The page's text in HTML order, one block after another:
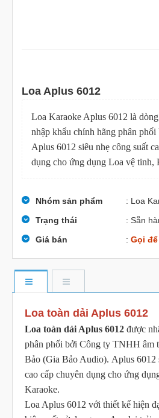
Loa Aplus 6012
Loa Karaoke Aplus 6012 là
nhập khẩu chính hãng phân
Aplus 6012 siêu nhẹ công suất
dụng cho ứng dụng Loa vệ tinh,
Nhóm sản phẩm
: Loa
Trạng thái
: Sẵn
Giá bán
: Gọi
Loa toàn dải Aplus 6012
Loa toàn dải Aplus 6012 được
phân phối bởi Công ty TNHH âm
Bảo (Gia Bảo Audio). Aplus 6012
cao cấp chuyên dụng cho ứng
Karaoke.
Loa Aplus 6012 với thiết kế hiện